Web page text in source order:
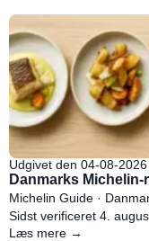
Udgivet den 04-08-2026
Danmarks
Michelin Guide ·
Sidst verificeret 4.
Læs mere →